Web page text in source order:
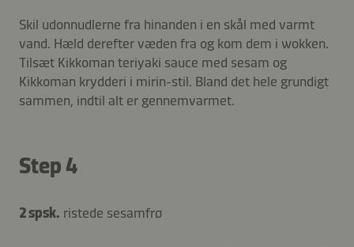
Skil udonnudlerne fra hinanden i en skål med varmt
vand. Hæld derefter væden fra og kom dem i wokken.
Tilsæt Kikkoman teriyaki sauce med sesam og
Kikkoman krydderi i mirin-stil. Bland det hele grundigt
sammen, indtil alt er gennemvarmet.
Step 4
2 spsk. ristede sesamfrø